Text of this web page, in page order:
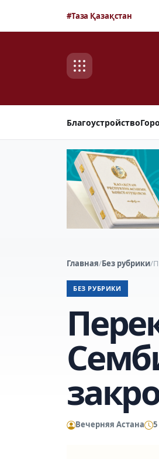
#Таза Қазақстан
Благоустройство
Главная/Без рубрики/
БЕЗ РУБРИКИ
Вечерняя Астана